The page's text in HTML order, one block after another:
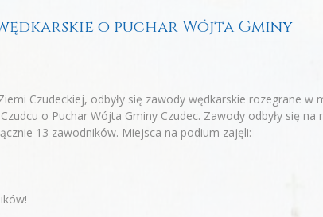
o puchar Wójta Gminy
Czudeckiej, odbyły się zawody wędkarskie rozegrane w
o Puchar Wójta Gminy Czudec. Zawody odbyły się na
13 zawodników. Miejsca na podium zajęli: